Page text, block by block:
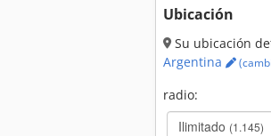
Ubicación
Su ubicación
Argentina
radio:
Ilimitado (1.145)